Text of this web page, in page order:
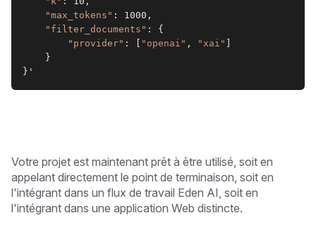
"max_tokens" : 1000,
"filter_documents" : {
"provider" : [ "openai" , "xai" ]
    }
}'
Votre projet est maintenant prêt à être utilisé, soit en
appelant directement le point de terminaison, soit en
l'intégrant dans un flux de travail Eden AI, soit en
l'intégrant dans une application Web distincte.